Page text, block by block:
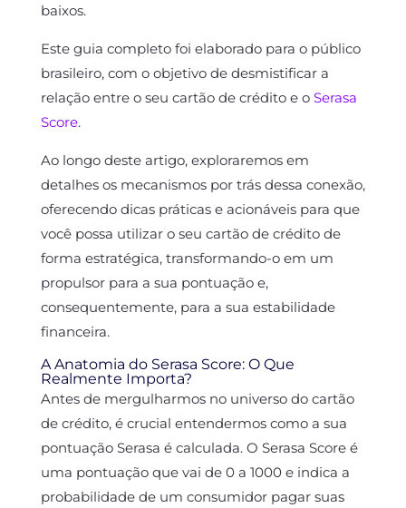
baixos.
Este guia completo foi elaborado para o público
brasileiro, com o objetivo de desmistificar a
relação entre o seu cartão de crédito e o Serasa
Score.
Ao longo deste artigo, exploraremos em
detalhes os mecanismos por trás dessa conexão,
oferecendo dicas práticas e acionáveis para que
você possa utilizar o seu cartão de crédito de
forma estratégica, transformando-o em um
propulsor para a sua pontuação e,
consequentemente, para a sua estabilidade
financeira.
A Anatomia do Serasa Score: O Que
Realmente Importa?
Antes de mergulharmos no universo do cartão
de crédito, é crucial entendermos como a sua
pontuação Serasa é calculada. O Serasa Score é
uma pontuação que vai de 0 a 1000 e indica a
probabilidade de um consumidor pagar suas